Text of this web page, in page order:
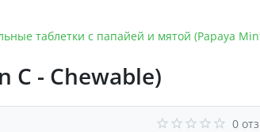
таблетки с папайей и мятой (Papaya
- Chewable)
0